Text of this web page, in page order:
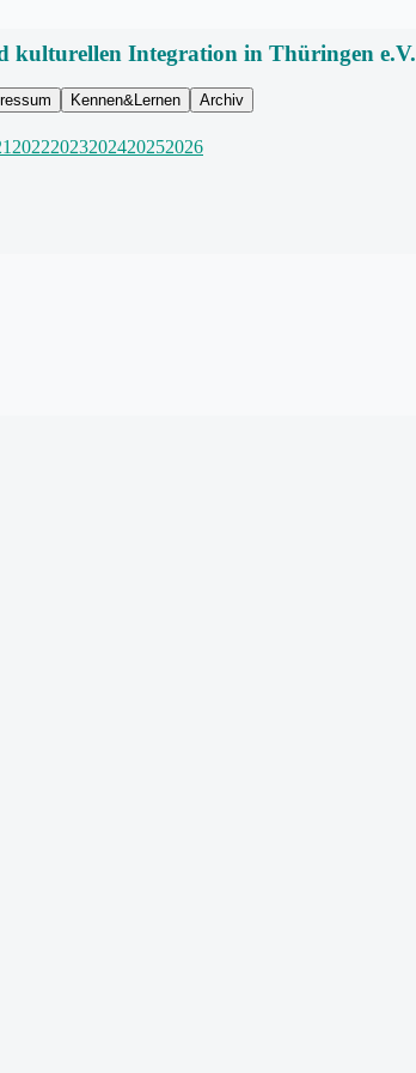
kulturellen Integration in Thüringen e.V.
Kennen&Lernen Archiv
20222023202420252026